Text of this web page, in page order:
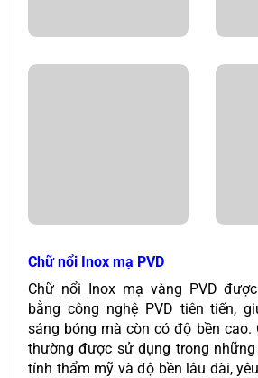
Chữ nổi Inox mạ PVD
Chữ nổi Inox mạ vàng PVD
bằng công nghệ PVD tiên tiến,
sáng bóng mà còn có độ bền cao.
thường được sử dụng trong
tính thẩm mỹ và độ bền lâu dài,